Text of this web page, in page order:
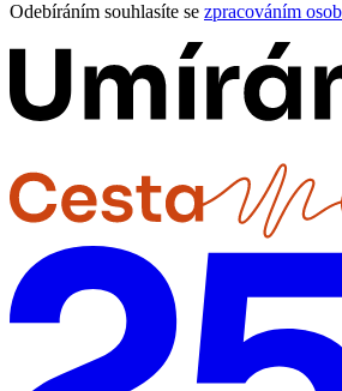
Odebíráním souhlasíte se zpracováním